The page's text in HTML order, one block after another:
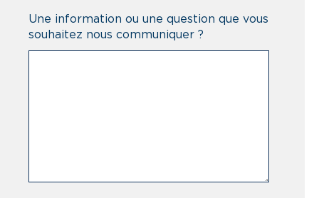
Une information ou une question que vous
souhaitez nous communiquer ?